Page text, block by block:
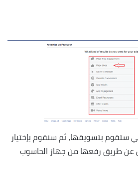
ستقوم بتسويقها، ثم سنقوم بإختيار
عن طريق رفعها من جهاز الحاسوب